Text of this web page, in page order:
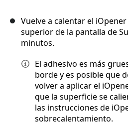
Vuelve a calentar el
superior de la pantalla de
minutos.
El adhesivo es más
borde y es posible que
volver a aplicar el
que la superficie se
las instrucciones de
sobrecalentamiento.